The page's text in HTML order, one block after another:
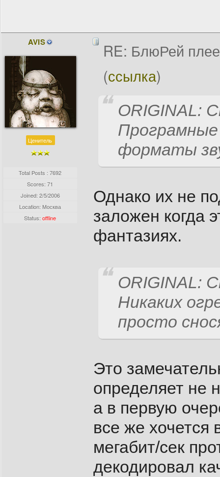
AVIS
Ценитель
Total Posts : 7692
Scores: 71
Joined: 2/5/2006
Location: Москва
Status:offline
RE: БлюРей
(ссылка)
ORIGINAL:
Програмные
форматы
Однако их не
заложен когда
фантазиях.
ORIGINAL:
Никаких
просто
Это
определяет не
а в первую
все же хочется
мегабит/сек
декодировал